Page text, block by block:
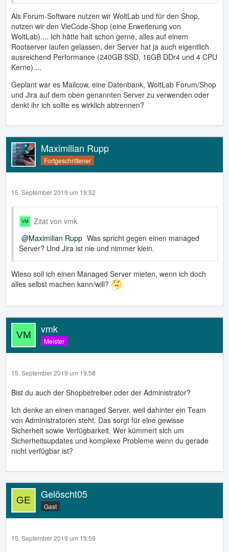
Als Forum-Software nutzen wir WoltLab und für den Shop,
nutzen wir den VieCode-Shop (eine Erweiterung von
WoltLab).... Ich hätte halt schon gerne, alles auf einem
Rootserver laufen gelassen, der Server hat ja auch eigentlich
ausreichend Performance (240GB SSD, 16GB DDr4 und 4 CPU
Kerne)....
Geplant war es Mailcow, eine Datenbank, WoltLab Forum/Shop
und Jira auf dem oben genannten Server zu verwenden oder
denkt ihr ich sollte es wirklich abtrennen?
Maximilian Rupp
Fortgeschrittener
15. September 2019 um 19:52
Zitat von vmk
Maximilian Rupp Was spricht gegen einen managed
Server? Und Jira ist nie und nimmer klein.
Wieso soll ich einen Managed Server mieten, wenn ich doch
alles selbst machen kann/will?
vmk
Meister
15. September 2019 um 19:58
Bist du auch der Shopbetreiber oder der Administrator?
Ich denke an einen managed Server, weil dahinter ein Team
von Administratoren steht. Das sorgt für eine gewisse
Sicherheit sowie Verfügbarkeit. Wer kümmert sich um
Sicherheitsupdates und komplexe Probleme wenn du gerade
nicht verfügbar ist?
Gelöscht05
Gast
15. September 2019 um 19:59